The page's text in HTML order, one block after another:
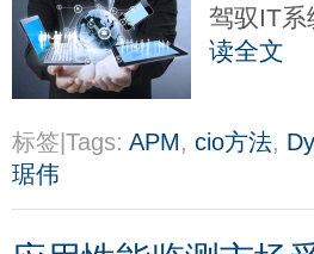
驾驭IT
读全文
标签|Tags: APM, cio方法,
琚伟